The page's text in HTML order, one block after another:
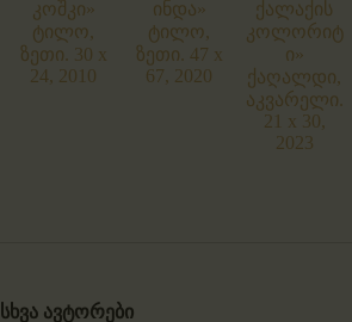
სხვა ავტორები